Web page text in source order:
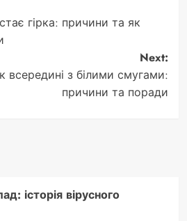
гірка: причини та як
Next:
всередині з білими смугами:
причини та поради
історія вірусного